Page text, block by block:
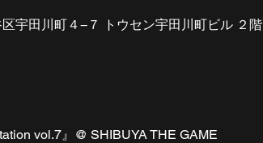
宇田川町４−７ トウセン宇田川町ビル ２階
vol.7』@ SHIBUYA THE GAME